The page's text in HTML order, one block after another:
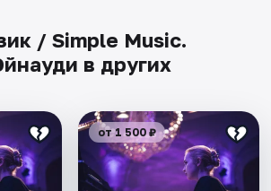
/ Simple Music.
в других
от 1 500 ₽